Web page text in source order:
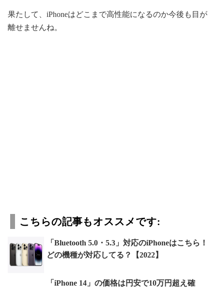
果たして、iPhoneはどこまで高性能になるのか今後も目が
離せませんね。
こちらの記事もオススメです:
「Bluetooth 5.0・5.3」対応のiPhoneはこちら！
どの機種が対応してる？【2022】
「iPhone 14」の価格は円安で10万円超え確